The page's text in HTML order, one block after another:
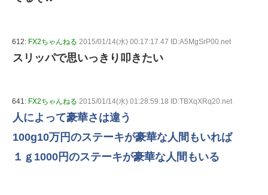
612: FX2ちゃんねる 2015/01/14(水) 00:17:17.47 ID:A5MgSrP00.net
スリッパで思いっきり叩きたい
641: FX2ちゃんねる 2015/01/14(水) 01:28:59.18 ID:TBXqXRq20.net
人によって豪華さは違う
100g10万円のステーキが豪華な人間もいれば
１ｇ1000円のステーキが豪華な人間もいる